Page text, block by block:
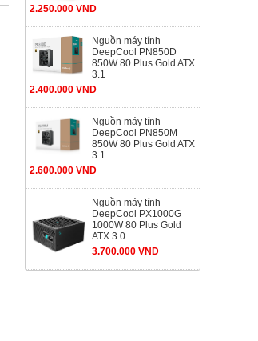
2.250.000 VND
Nguồn máy tính
DeepCool PN850D
850W 80 Plus Gold ATX
3.1
2.400.000 VND
Nguồn máy tính
DeepCool PN850M
850W 80 Plus Gold ATX
3.1
2.600.000 VND
Nguồn máy tính
DeepCool PX1000G
1000W 80 Plus Gold
ATX 3.0
3.700.000 VND